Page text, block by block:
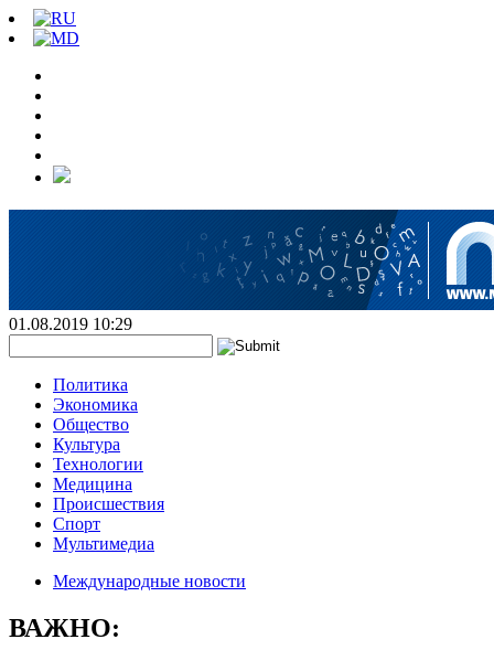
01.08.2019 10:29
Политика
Экономика
Общество
Культура
Технологии
Медицина
Происшествия
Спорт
Мультимедиа
Международные новости
ВАЖНО: